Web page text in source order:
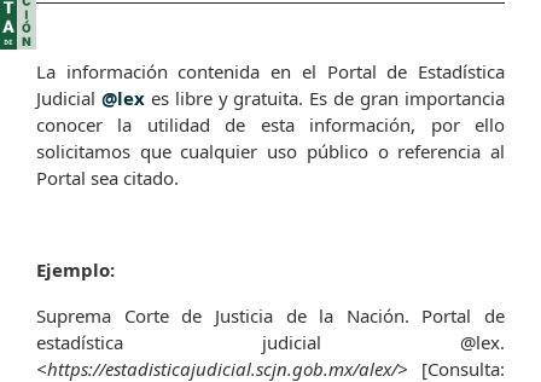
La información contenida en el Portal de Estadística
Judicial @lexes libre y gratuita. Es de gran importancia
conocer la utilidad de esta información, por ello
solicitamos que cualquier uso público o referencia al
Portal sea citado.
Ejemplo:
Suprema Corte de Justicia de la Nación. Portal de
estadística judicial @lex.
<https://estadisticajudicial.scjn.gob.mx/alex/> [Consulta: